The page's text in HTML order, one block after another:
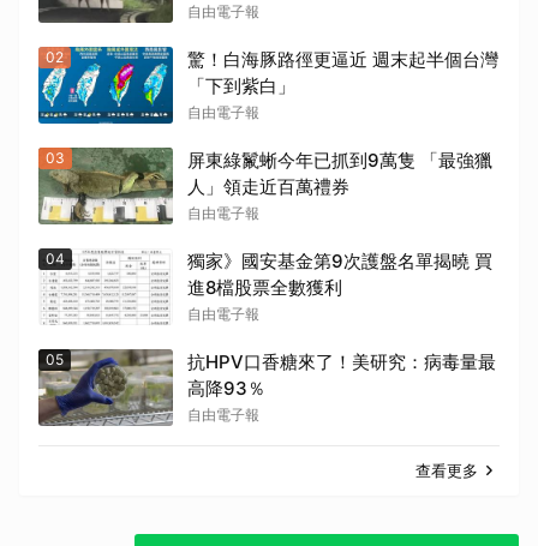
自由電子報
02
驚！白海豚路徑更逼近 週末起半個台灣
「下到紫白」
自由電子報
03
屏東綠鬣蜥今年已抓到9萬隻 「最強獵
人」領走近百萬禮券
自由電子報
04
獨家》國安基金第9次護盤名單揭曉 買
進8檔股票全數獲利
自由電子報
05
抗HPV口香糖來了！美研究：病毒量最
高降93％
自由電子報
查看更多